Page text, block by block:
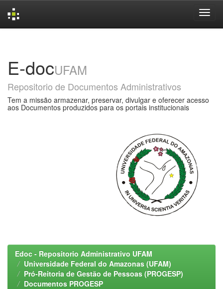
E-docUFAM
Repositorio de Documentos Administrativos
Tem a missão armazenar, preservar, divulgar e oferecer acesso
aos Documentos produzidos para os portais institucionais
Edoc - Repositorio Administrativo UFAM
Universidade Federal do Amazonas (UFAM)
Pró-Reitoria de Gestão de Pessoas (PROGESP)
Documentos PROGESP